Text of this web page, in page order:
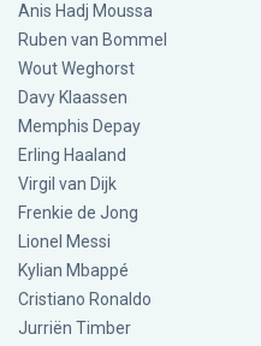
Anis Hadj Moussa
Ruben van Bommel
Wout Weghorst
Davy Klaassen
Memphis Depay
Erling Haaland
Virgil van Dijk
Frenkie de Jong
Lionel Messi
Kylian Mbappé
Cristiano Ronaldo
Jurriën Timber